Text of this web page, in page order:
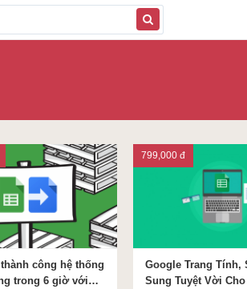
công hệ thống
trong 6 giờ với
Google Trang Tính,
Sung Tuyệt Vời Cho
799,000 đ